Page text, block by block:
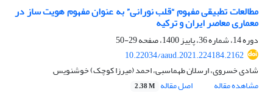
مطالعات تطبیقی مفهوم “قلب نورانی” به عنوان مفهوم هویت ساز در
معماری معاصر ایران و ترکیه
دوره 14، شماره 36، پاییز 1400، صفحه
29-50
10.22034/aaud.2021.224184.2162
شادی خسروی، ارسلان طهماسبی، احمد (میرزا کوچک) خوشنویس
مشاهده مقاله
اصل مقاله 2.38 M